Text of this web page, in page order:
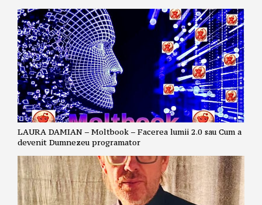
LAURA DAMIAN – Moltbook – Facerea lumii 2.0 sau Cum a
devenit Dumnezeu programator